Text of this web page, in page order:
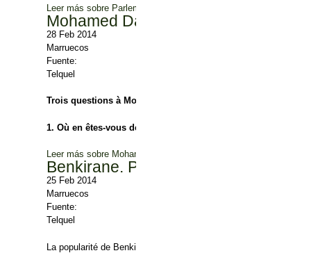
Leer más sobre Parlement. Il n'y aura pas de session
Mohamed Darif : « Il n’y a pas
28 Feb 2014
Marruecos
Fuente:
Telquel
Trois questions à Mohamed Darif, Fondateur de l’Union des
1. Où en êtes-vous de la création de l’Union des néo-
Leer más sobre Mohamed Darif : « Il n’y a pas assez de partis
Benkirane. Popularité en baisse ?
25 Feb 2014
Marruecos
Fuente:
Telquel
La popularité de Benkirane est en chute. C’est le constat établi